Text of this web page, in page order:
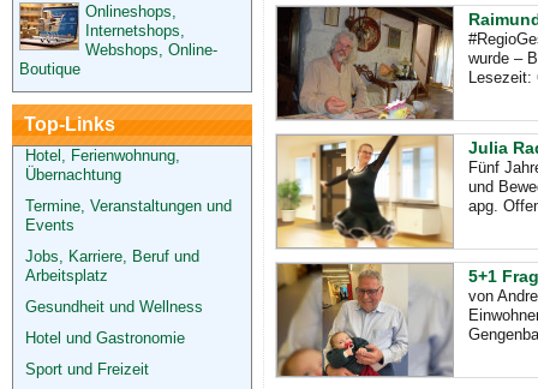
Onlineshops,
Internetshops,
Webshops, Online-
Boutique
Top-Links
Hotel, Ferienwohnung,
Übernachtung
Termine, Veranstaltungen und
Events
Jobs, Karriere, Beruf und
Arbeitsplatz
Gesundheit und Wellness
Hotel und Gastronomie
Sport und Freizeit
wurde –
Lesezeit:
Julia
Fünf
und
apg.
5+1
von